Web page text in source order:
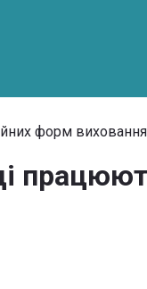
форм виховання